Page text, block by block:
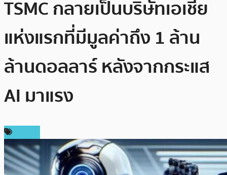
TSMC กลายเป็นบริษัทเอเชีย
แห่งแรกที่มีมูลค่าถึง 1 ล้าน
ล้านดอลลาร์ หลังจากกระแส
AI มาแรง